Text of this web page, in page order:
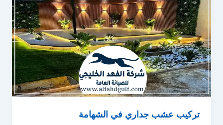
تركيب عشب جداري في الشهامة